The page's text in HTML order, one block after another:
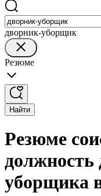
дворник-уборщик
Резюме
Найти
Резюме
должность
уборщика